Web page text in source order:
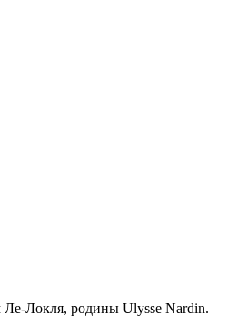
Ле-Локля, родины Ulysse Nardin.